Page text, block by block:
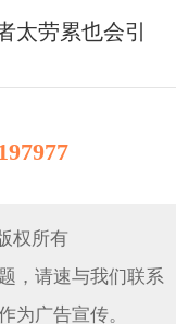
太劳累也会引
权所有
，请速与我们联系
为广告宣传。